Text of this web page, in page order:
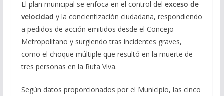
El plan municipal se enfoca en el control del exceso de
velocidad y la concientización ciudadana, respondiendo
a pedidos de acción emitidos desde el Concejo
Metropolitano y surgiendo tras incidentes graves,
como el choque múltiple que resultó en la muerte de
tres personas en la Ruta Viva.
Según datos proporcionados por el Municipio, las cinco